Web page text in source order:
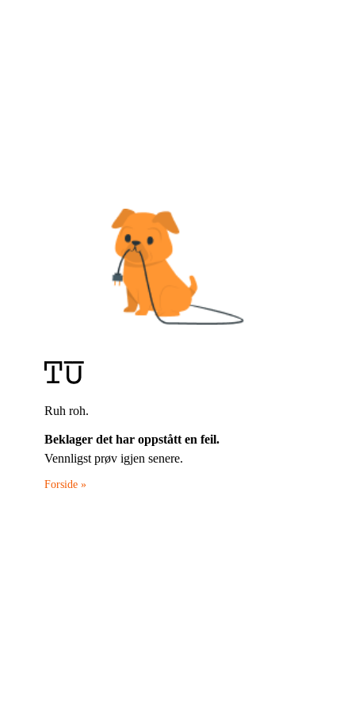
Ruh roh.
Beklager det har oppstått en feil.
Vennligst prøv igjen senere.
Forside »